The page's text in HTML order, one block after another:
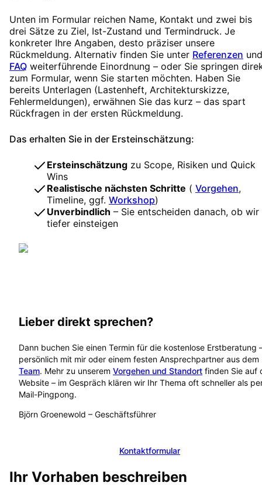
Unten im Formular reichen Name, Kontakt und zwei bis
drei Sätze zu Ziel, Ist-Zustand und Termindruck. Je
konkreter Ihre Angaben, desto präziser unsere
Rückmeldung. Alternativ finden Sie unter Referenzen und
FAQ weiterführende Einordnung – oder Sie springen
zum Formular, wenn Sie starten möchten. Haben Sie
bereits Unterlagen (Lastenheft, Architekturskizze,
Fehlermeldungen), erwähnen Sie das kurz – das spart
Rückfragen in der ersten Rückmeldung.
Das erhalten Sie in der Ersteinschätzung:
Ersteinschätzung zu Scope, Risiken und Quick
Wins
Realistische nächsten Schritte ( Vorgehen,
Timeline, ggf. Workshop)
Unverbindlich – Sie entscheiden danach, ob wir
tiefer einsteigen
Lieber direkt sprechen?
Dann buchen Sie einen Termin für die kostenlose Erstberatung
persönlich mit mir oder einem festen Ansprechpartner aus dem
Team. Mehr zu unserem Vorgehen und Standort finden Sie auf
Website – im Gespräch klären wir Ihr Thema oft schneller als
Mail-Pingpong.
Björn Groenewold – Geschäftsführer
Kontaktformular
Ihr Vorhaben beschreiben